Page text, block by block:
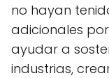
no hayan
adicionales
ayudar a
industrias,